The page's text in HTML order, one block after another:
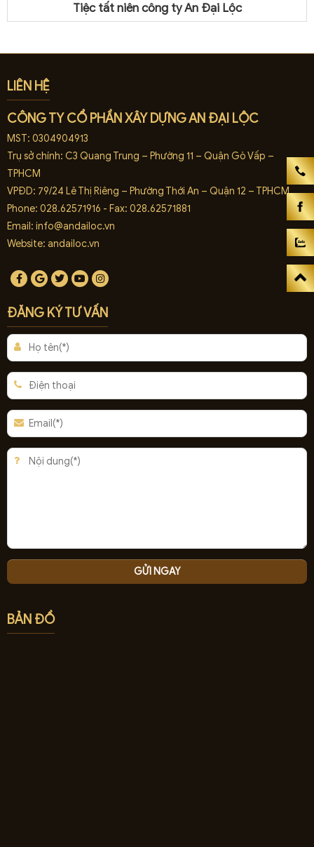
Tiệc tất niên công ty An Đại Lộc
LIÊN HỆ
CÔNG TY CỔ PHẦN XÂY DỰNG AN ĐẠI LỘC
MST: 0304904913
Trụ sở chính: C3 Quang Trung – Phường 11 – Quận Gò Vấp –
TPHCM
VPĐD: 79/24 Lê Thị Riêng – Phường Thới An – Quận 12 – TPHCM
Phone: 028.62571916 - Fax: 028.62571881
Email: info@andailoc.vn
Website: andailoc.vn
ĐĂNG KÝ TƯ VẤN
BẢN ĐỒ